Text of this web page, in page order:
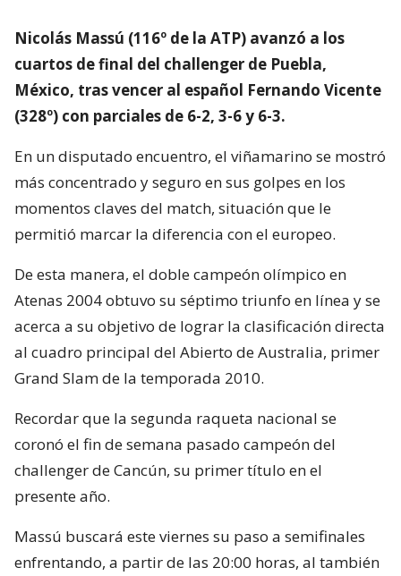
Nicolás Massú (116º de la ATP) avanzó a los
cuartos de final del challenger de Puebla,
México, tras vencer al español Fernando Vicente
(328º) con parciales de 6-2, 3-6 y 6-3.
En un disputado encuentro, el viñamarino se mostró
más concentrado y seguro en sus golpes en los
momentos claves del match, situación que le
permitió marcar la diferencia con el europeo.
De esta manera, el doble campeón olímpico en
Atenas 2004 obtuvo su séptimo triunfo en línea y se
acerca a su objetivo de lograr la clasificación directa
al cuadro principal del Abierto de Australia, primer
Grand Slam de la temporada 2010.
Recordar que la segunda raqueta nacional se
coronó el fin de semana pasado campeón del
challenger de Cancún, su primer título en el
presente año.
Massú buscará este viernes su paso a semifinales
enfrentando, a partir de las 20:00 horas, al también